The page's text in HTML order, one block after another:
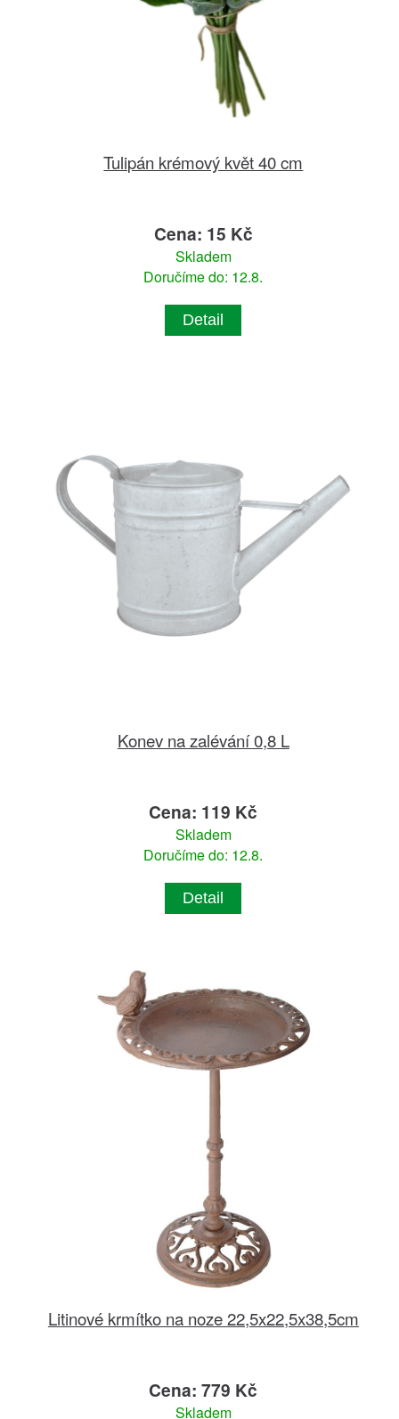
Tulipán krémový květ 40 cm
Cena: 15 Kč
Skladem
Doručíme do: 12.8.
Detail
Konev na zalévání 0,8 L
Cena: 119 Kč
Skladem
Doručíme do: 12.8.
Detail
Litinové krmítko na noze 22,5x22,5x38,5cm
Cena: 779 Kč
Skladem